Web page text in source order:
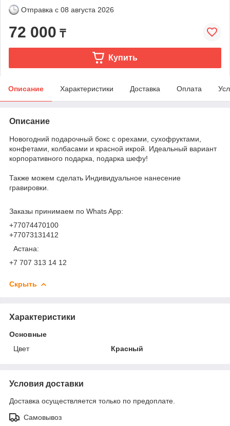
Отправка с 08 августа 2026
72 000 ₸
Купить
Описание Характеристики Доставка Оплата
Описание
Новогодний подарочный бокс с орехами, сухофруктами,
конфетами, колбасами и красной икрой. Идеальный вариант
корпоративного подарка, подарка шефу!
Также можем сделать Индивидуальное нанесение
гравировки.
Заказы принимаем по Whats App:
+77074470100
+77073131412
Астана:
+7 707 313 14 12
Скрыть
Характеристики
Основные
Цвет
Красный
Условия доставки
Доставка осуществляется только по предоплате.
Самовывоз